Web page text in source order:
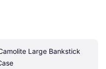
Large Bankstick